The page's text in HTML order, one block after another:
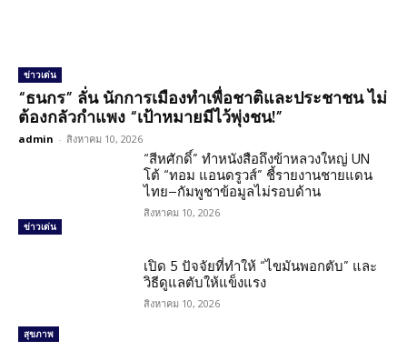
ข่าวเด่น
“ธนกร” ลั่น นักการเมืองทำเพื่อชาติและประชาชน ไม่
ต้องกลัวกำแพง “เป้าหมายมีไว้พุ่งชน!”
admin - สิงหาคม 10, 2026
ข่าวเด่น
“สีหศักดิ์” ทำหนังสือถึงข้าหลวงใหญ่ UN
โต้ “ทอม แอนดรูวส์” ชี้รายงานชายแดน
ไทย–กัมพูชาข้อมูลไม่รอบด้าน
สิงหาคม 10, 2026
สุขภาพ
เปิด 5 ปัจจัยที่ทำให้ “ไขมันพอกตับ” และ
วิธีดูแลตับให้แข็งแรง
สิงหาคม 10, 2026